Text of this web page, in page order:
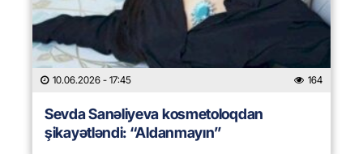
10.06.2026 - 17:45 164
Sevda Sanəliyeva kosmetoloqdan
şikayətləndi: “Aldanmayın”